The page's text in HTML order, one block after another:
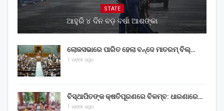
STATE
ଆହୁରି ୪ ଦିନ ବଡ଼ ବର୍ଷା ଆଶଙ୍କା
ଲୋକସଭାରେ ପାରିତ ହେଲା ବନ୍ଦେ ମାତରମ୍‌ ବିଲ୍‌…
1 week ago
ବିସ୍ଥାପିତଙ୍କ କ୍ଷତିପୂରଣରେ ବିଳମ୍ବ: ଧାରଣାରେ…
1 week ago